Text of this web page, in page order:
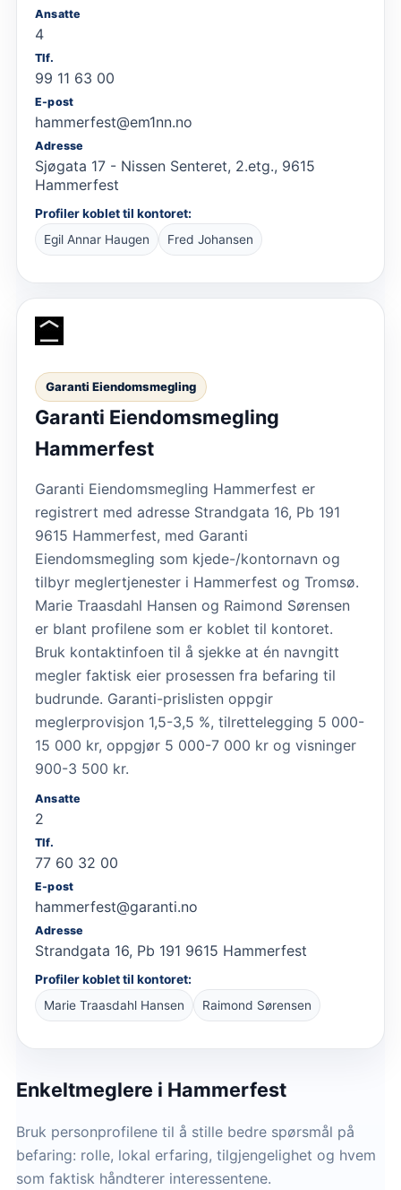
Ansatte
4
Tlf.
99 11 63 00
E-post
hammerfest@em1nn.no
Adresse
Sjøgata 17 - Nissen Senteret, 2.etg., 9615
Hammerfest
Profiler koblet til kontoret:
Egil Annar Haugen
Fred Johansen
Garanti Eiendomsmegling
Garanti Eiendomsmegling
Hammerfest
Garanti Eiendomsmegling Hammerfest er
registrert med adresse Strandgata 16, Pb 191
9615 Hammerfest, med Garanti
Eiendomsmegling som kjede-/kontornavn og
tilbyr meglertjenester i Hammerfest og Tromsø.
Marie Traasdahl Hansen og Raimond Sørensen
er blant profilene som er koblet til kontoret.
Bruk kontaktinfoen til å sjekke at én navngitt
megler faktisk eier prosessen fra befaring til
budrunde. Garanti-prislisten oppgir
meglerprovisjon 1,5-3,5 %, tilrettelegging 5 000-
15 000 kr, oppgjør 5 000-7 000 kr og visninger
900-3 500 kr.
Ansatte
2
Tlf.
77 60 32 00
E-post
hammerfest@garanti.no
Adresse
Strandgata 16, Pb 191 9615 Hammerfest
Profiler koblet til kontoret:
Marie Traasdahl Hansen
Raimond Sørensen
Enkeltmeglere i Hammerfest
Bruk personprofilene til å stille bedre spørsmål på
befaring: rolle, lokal erfaring, tilgjengelighet og hvem
som faktisk håndterer interessentene.